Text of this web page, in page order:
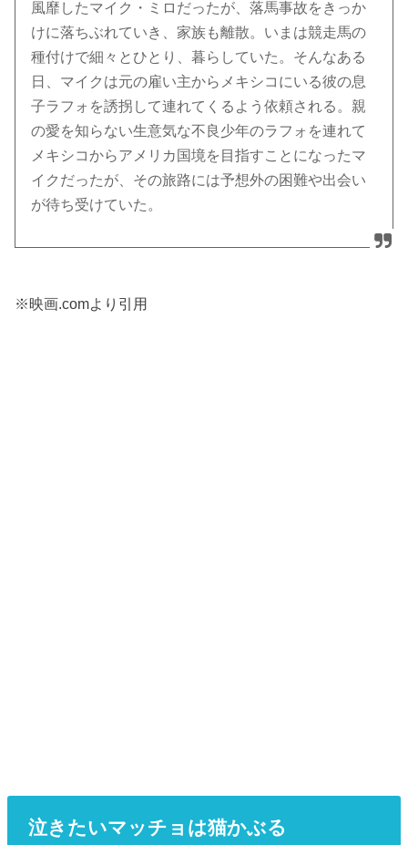
風靡したマイク・ミロだったが、落馬事故をきっか
けに落ちぶれていき、家族も離散。いまは競走馬の
種付けで細々とひとり、暮らしていた。そんなある
日、マイクは元の雇い主からメキシコにいる彼の息
子ラフォを誘拐して連れてくるよう依頼される。親
の愛を知らない生意気な不良少年のラフォを連れて
メキシコからアメリカ国境を目指すことになったマ
イクだったが、その旅路には予想外の困難や出会い
が待ち受けていた。
※映画.comより引用
泣きたいマッチョは猫かぶる